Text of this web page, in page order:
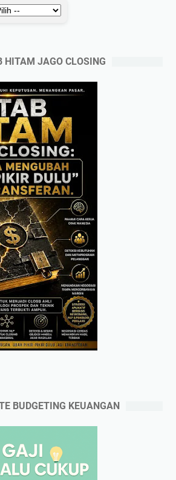
HITAM JAGO CLOSING
BUDGETING KEUANGAN